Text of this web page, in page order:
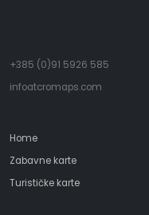
+385 (0)91 5926 585
infoatcromaps.com
Home
Zabavne karte
Turističke karte